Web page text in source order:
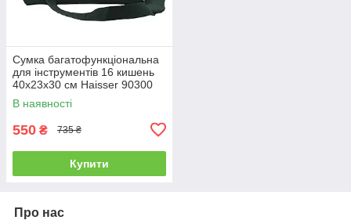
Сумка багатофункціональна
для інструментів 16 кишень
40х23х30 см Haisser 90300
В наявності
550 ₴ 735 ₴
Купити
Про нас